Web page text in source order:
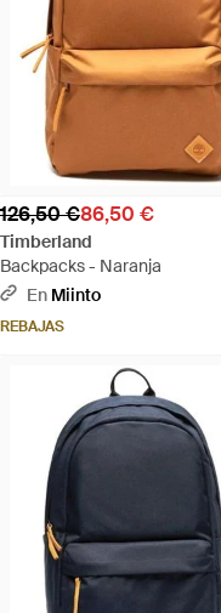
126,50 €86,50 €
Timberland
Backpacks - Naranja
En Miinto
REBAJAS